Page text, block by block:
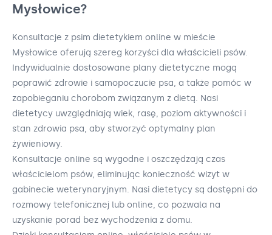
Mysłowice?
Konsultacje z psim dietetykiem online w mieście
Mysłowice oferują szereg korzyści dla właścicieli psów.
Indywidualnie dostosowane plany dietetyczne mogą
poprawić zdrowie i samopoczucie psa, a także pomóc w
zapobieganiu chorobom związanym z dietą. Nasi
dietetycy uwzględniają wiek, rasę, poziom aktywności i
stan zdrowia psa, aby stworzyć optymalny plan
żywieniowy.
Konsultacje online są wygodne i oszczędzają czas
właścicielom psów, eliminując konieczność wizyt w
gabinecie weterynaryjnym. Nasi dietetycy są dostępni do
rozmowy telefonicznej lub online, co pozwala na
uzyskanie porad bez wychodzenia z domu.